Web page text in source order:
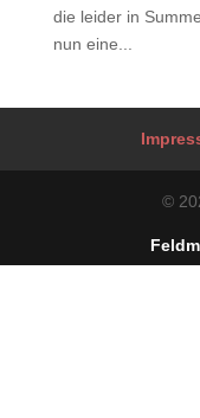
die leider in
nun eine...
©